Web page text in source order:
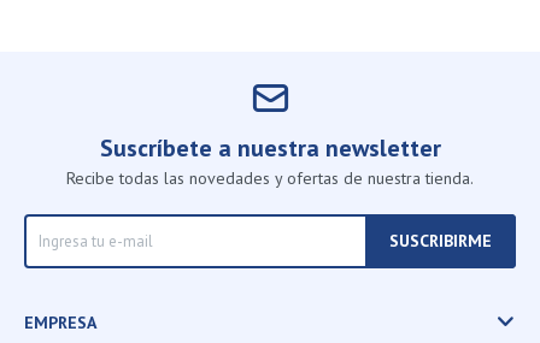
Suscríbete a nuestra newsletter
Recibe todas las novedades y ofertas de nuestra tienda.
SUSCRIBIRME
EMPRESA